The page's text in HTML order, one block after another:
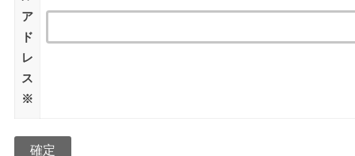
ア
ド
レ
ス
※